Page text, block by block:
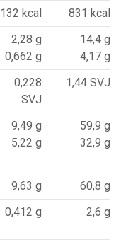
132 kcal
831 kcal
2,28 g
0,662 g
14,4 g
4,17 g
0,228
SVJ
1,44 SVJ
9,49 g
5,22 g
59,9 g
32,9 g
9,63 g
60,8 g
0,412 g 2,6 g